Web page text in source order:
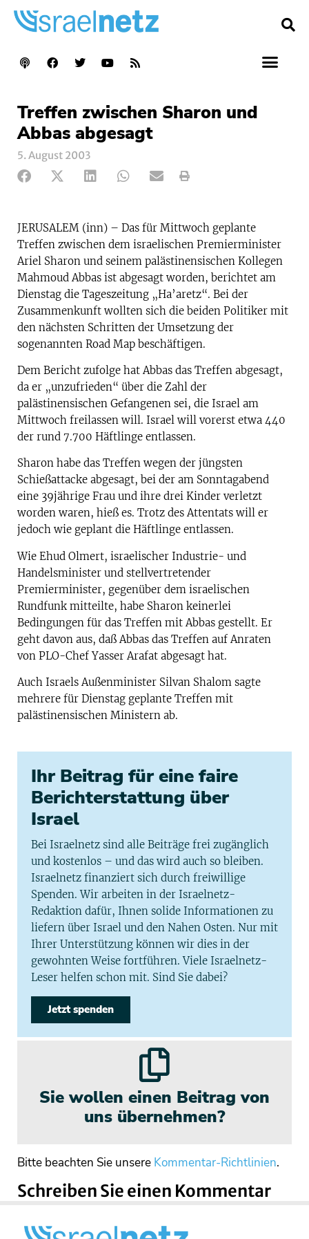
Treffen zwischen Sharon und
Abbas abgesagt
5. August 2003
JERUSALEM (inn) – Das für Mittwoch geplante
Treffen zwischen dem israelischen Premierminister
Ariel Sharon und seinem palästinensischen Kollegen
Mahmoud Abbas ist abgesagt worden, berichtet am
Dienstag die Tageszeitung „Ha’aretz“. Bei der
Zusammenkunft wollten sich die beiden Politiker mit
den nächsten Schritten der Umsetzung der
sogenannten Road Map beschäftigen.
Dem Bericht zufolge hat Abbas das Treffen abgesagt,
da er „unzufrieden“ über die Zahl der
palästinensischen Gefangenen sei, die Israel am
Mittwoch freilassen will. Israel will vorerst etwa 440
der rund 7.700 Häftlinge entlassen.
Sharon habe das Treffen wegen der jüngsten
Schießattacke abgesagt, bei der am Sonntagabend
eine 39jährige Frau und ihre drei Kinder verletzt
worden waren, hieß es. Trotz des Attentats will er
jedoch wie geplant die Häftlinge entlassen.
Wie Ehud Olmert, israelischer Industrie- und
Handelsminister und stellvertretender
Premierminister, gegenüber dem israelischen
Rundfunk mitteilte, habe Sharon keinerlei
Bedingungen für das Treffen mit Abbas gestellt. Er
geht davon aus, daß Abbas das Treffen auf Anraten
von PLO-Chef Yasser Arafat abgesagt hat.
Auch Israels Außenminister Silvan Shalom sagte
mehrere für Dienstag geplante Treffen mit
palästinensischen Ministern ab.
Ihr Beitrag für eine faire
Berichterstattung über
Israel
Bei Israelnetz sind alle Beiträge frei zugänglich
und kostenlos – und das wird auch so bleiben.
Israelnetz finanziert sich durch freiwillige
Spenden. Wir arbeiten in der Israelnetz-
Redaktion dafür, Ihnen solide Informationen zu
liefern über Israel und den Nahen Osten. Nur mit
Ihrer Unterstützung können wir dies in der
gewohnten Weise fortführen. Viele Israelnetz-
Leser helfen schon mit. Sind Sie dabei?
Jetzt spenden
Sie wollen einen Beitrag von
uns übernehmen?
Bitte beachten Sie unsere Kommentar-Richtlinien.
Schreiben Sie einen Kommentar